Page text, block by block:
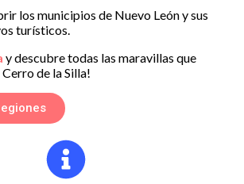
los municipios de Nuevo León y sus
turísticos.
y descubre todas las maravillas que
de la Silla!